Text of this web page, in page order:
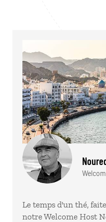
Le temps d'un thé,
notre Welcome Host